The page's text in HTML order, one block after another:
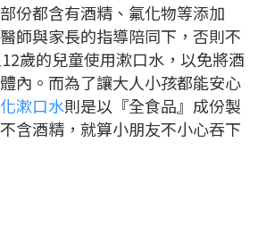
份都含有酒精、氟化物等添加
師與家長的指導陪同下，否則不
歲的兒童使用漱口水，以免將酒
內。而為了讓大人小孩都能安心
漱口水則是以『全食品』成份製
含酒精，就算小朋友不小心吞下